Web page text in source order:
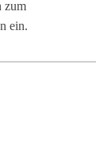
zum
ein.